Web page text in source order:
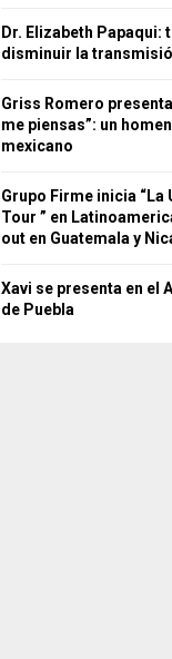
Dr. Elizabeth Papaqui:
disminuir la
Griss Romero presenta
me piensas”: un
mexicano
Grupo Firme inicia “La
Tour ” en
out en Guatemala y
Xavi se presenta en el
de Puebla